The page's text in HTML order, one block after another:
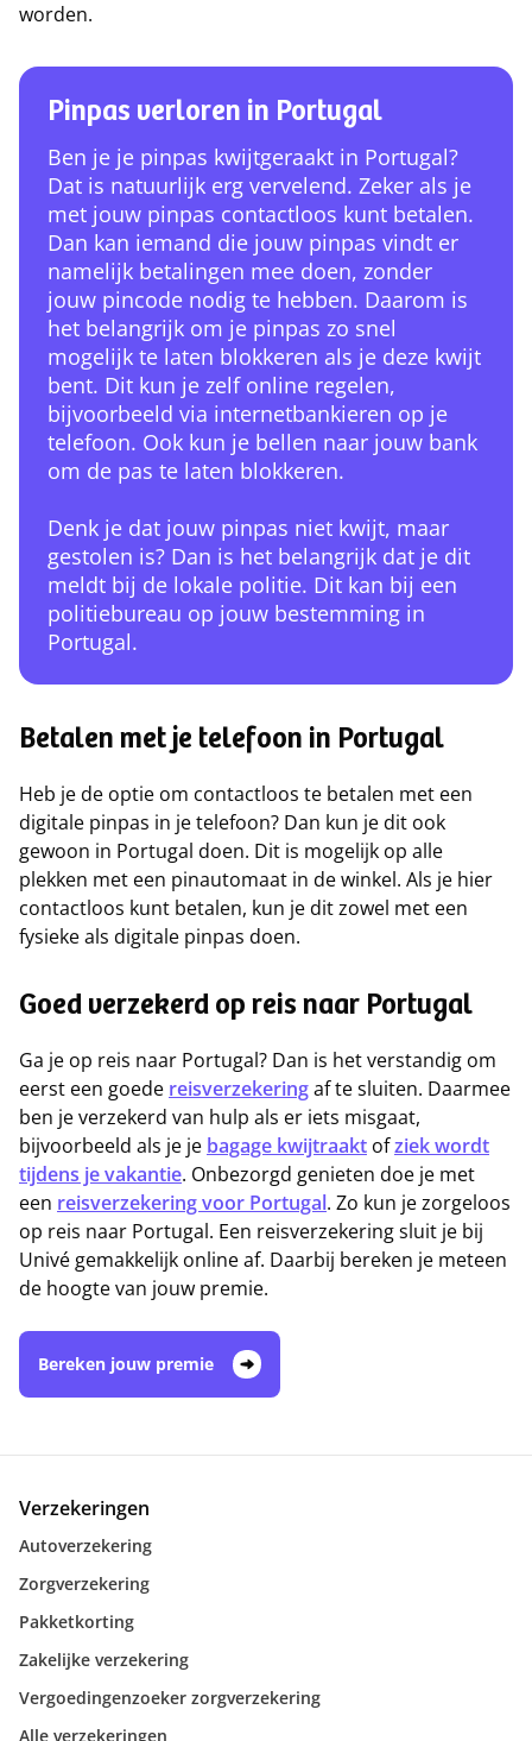
worden.
Pinpas verloren in Portugal
Ben je je pinpas kwijtgeraakt in Portugal?
Dat is natuurlijk erg vervelend. Zeker als je
met jouw pinpas contactloos kunt betalen.
Dan kan iemand die jouw pinpas vindt er
namelijk betalingen mee doen, zonder
jouw pincode nodig te hebben. Daarom is
het belangrijk om je pinpas zo snel
mogelijk te laten blokkeren als je deze kwijt
bent. Dit kun je zelf online regelen,
bijvoorbeeld via internetbankieren op je
telefoon. Ook kun je bellen naar jouw bank
om de pas te laten blokkeren.
Denk je dat jouw pinpas niet kwijt, maar
gestolen is? Dan is het belangrijk dat je dit
meldt bij de lokale politie. Dit kan bij een
politiebureau op jouw bestemming in
Portugal.
Betalen met je telefoon in Portugal
Heb je de optie om contactloos te betalen met een
digitale pinpas in je telefoon? Dan kun je dit ook
gewoon in Portugal doen. Dit is mogelijk op alle
plekken met een pinautomaat in de winkel. Als je hier
contactloos kunt betalen, kun je dit zowel met een
fysieke als digitale pinpas doen.
Goed verzekerd op reis naar Portugal
Ga je op reis naar Portugal? Dan is het verstandig om
eerst een goede reisverzekeringaf te sluiten. Daarmee
ben je verzekerd van hulp als er iets misgaat,
bijvoorbeeld als je je bagage kwijtraakt ofziek wordt
tijdens je vakantie. Onbezorgd genieten doe je met
een reisverzekering voor Portugal. Zo kun je zorgeloos
op reis naar Portugal. Een reisverzekering sluit je bij
Univé gemakkelijk online af. Daarbij bereken je meteen
de hoogte van jouw premie.
Bereken jouw premie
Verzekeringen
Autoverzekering
Zorgverzekering
Pakketkorting
Zakelijke verzekering
Vergoedingenzoeker zorgverzekering
Alle verzekeringen